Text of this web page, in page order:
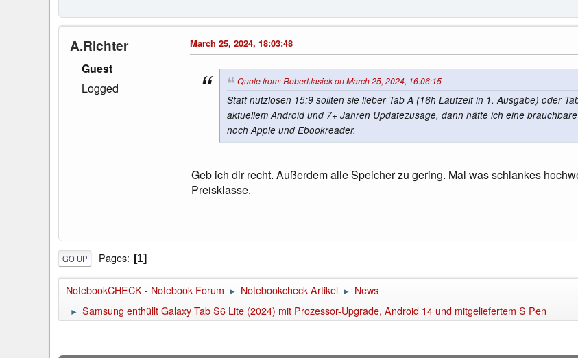
A.Richter
Guest
Logged
March 25, 2024, 18:03:48
Quote from: RobertJasiek on March 25, 2024, 16:06:15
Statt nutzlosen 15:9 sollten sie lieber Tab A (16h Laufzeit in 1. Ausgabe) oder
aktuellem Android und 7+ Jahren Updatezusage, dann hätte ich eine
noch Apple und Ebookreader.
Geb ich dir recht. Außerdem alle Speicher zu gering. Mal was schlankes
Preisklasse.
GO UP Pages 1
NotebookCHECK - Notebook Forum ► Notebookcheck Artikel ► News
► Samsung enthüllt Galaxy Tab S6 Lite (2024) mit Prozessor-Upgrade, Android 14 und mitgeliefertem S Pen